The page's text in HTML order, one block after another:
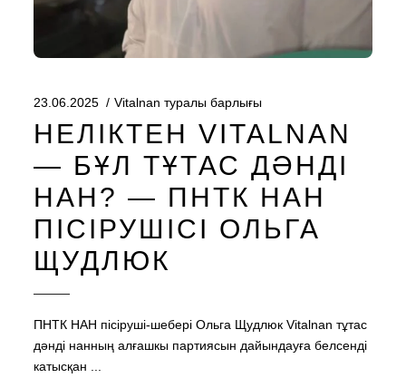
23.06.2025 Vitalnan туралы барлығы
НЕЛІКТЕН VITALNAN
— БҰЛ ТҰТАС ДӘНДІ
НАН? — ПНТК НАН
ПІСІРУШІСІ ОЛЬГА
ЩУДЛЮК
ПНТК НАН пісіруші-шебері Ольга Щудлюк Vitalnan тұтас
дәнді нанның алғашкы партиясын дайындауға белсенді
катысқан